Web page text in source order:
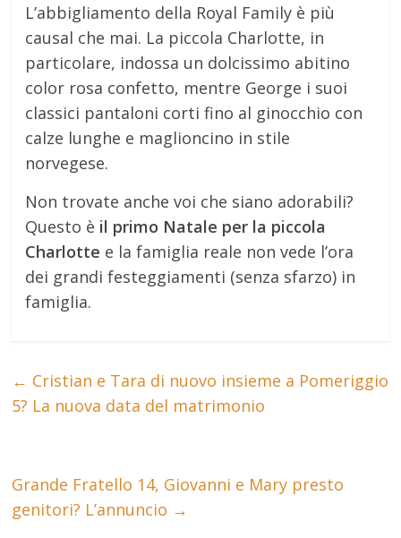
L’abbigliamento della Royal Family è più
causal che mai. La piccola Charlotte, in
particolare, indossa un dolcissimo abitino
color rosa confetto, mentre George i suoi
classici pantaloni corti fino al ginocchio con
calze lunghe e maglioncino in stile
norvegese.
Non trovate anche voi che siano adorabili?
Questo è il primo Natale per la piccola
Charlotte e la famiglia reale non vede l’ora
dei grandi festeggiamenti (senza sfarzo) in
famiglia.
← Cristian e Tara di nuovo insieme a Pomeriggio
5? La nuova data del matrimonio
Grande Fratello 14, Giovanni e Mary presto
genitori? L’annuncio →